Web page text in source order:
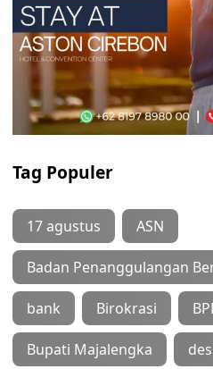
Tag Populer
17 agustus ASN
Badan Penanggulangan
bank Birokrasi
Bupati Majalengka